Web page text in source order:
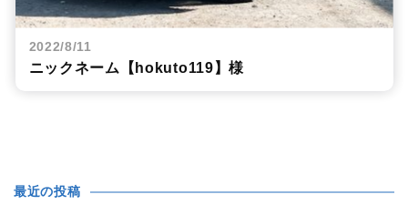
2022/8/11
ニックネーム【hokuto119】様
最近の投稿